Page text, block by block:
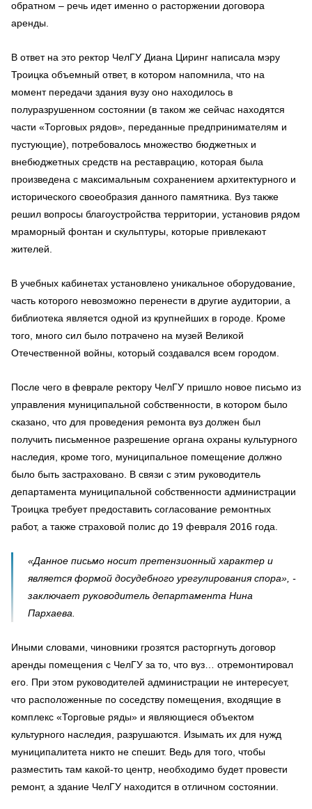
обратном – речь идет именно о расторжении договора
аренды.
В ответ на это ректор ЧелГУ Диана Циринг написала мэру
Троицка объемный ответ, в котором напомнила, что на
момент передачи здания вузу оно находилось в
полуразрушенном состоянии (в таком же сейчас находятся
части «Торговых рядов», переданные предпринимателям и
пустующие), потребовалось множество бюджетных и
внебюджетных средств на реставрацию, которая была
произведена с максимальным сохранением архитектурного и
исторического своеобразия данного памятника. Вуз также
решил вопросы благоустройства территории, установив рядом
мраморный фонтан и скульптуры, которые привлекают
жителей.
В учебных кабинетах установлено уникальное оборудование,
часть которого невозможно перенести в другие аудитории, а
библиотека является одной из крупнейших в городе. Кроме
того, много сил было потрачено на музей Великой
Отечественной войны, который создавался всем городом.
После чего в феврале ректору ЧелГУ пришло новое письмо из
управления муниципальной собственности, в котором было
сказано, что для проведения ремонта вуз должен был
получить письменное разрешение органа охраны культурного
наследия, кроме того, муниципальное помещение должно
было быть застраховано. В связи с этим руководитель
департамента муниципальной собственности администрации
Троицка требует предоставить согласование ремонтных
работ, а также страховой полис до 19 февраля 2016 года.
«Данное письмо носит претензионный характер и
является формой досудебного урегулирования спора», -
заключает руководитель департамента Нина
Пархаева.
Иными словами, чиновники грозятся расторгнуть договор
аренды помещения с ЧелГУ за то, что вуз… отремонтировал
его. При этом руководителей администрации не интересует,
что расположенные по соседству помещения, входящие в
комплекс «Торговые ряды» и являющиеся объектом
культурного наследия, разрушаются. Изымать их для нужд
муниципалитета никто не спешит. Ведь для того, чтобы
разместить там какой-то центр, необходимо будет провести
ремонт, а здание ЧелГУ находится в отличном состоянии.